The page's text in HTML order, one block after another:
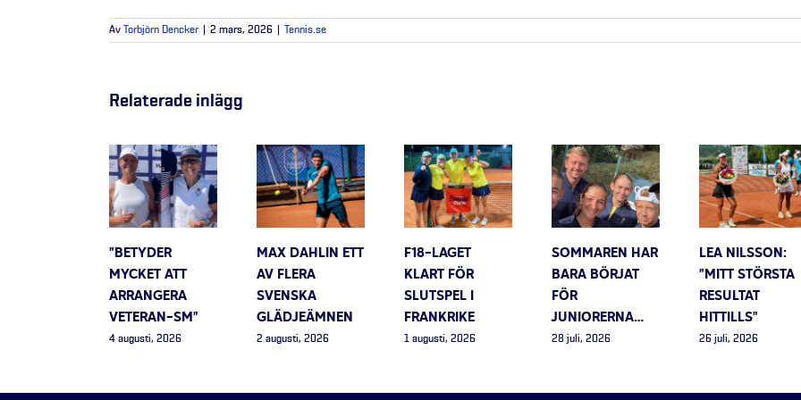
Av Torbjörn Dencker 2 mars, 2026 Tennis.se
Relaterade inlägg
”BETYDER
MYCKET ATT
ARRANGERA
VETERAN-SM”
4 augusti, 2026
MAX DAHLIN ETT
AV FLERA
SVENSKA
GLÄDJEÄMNEN
2 augusti, 2026
F18-LAGET
KLART FÖR
SLUTSPEL I
FRANKRIKE
1 augusti, 2026
SOMMAREN HAR
BARA BÖRJAT
FÖR
JUNIORERNA…
28 juli, 2026
LEA NILSSON:
”MITT STÖRSTA
RESULTAT
HITTILLS”
26 juli, 2026